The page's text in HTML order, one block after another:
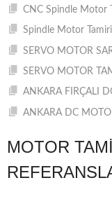
CNC Spindle Motor
Spindle Motor
SERVO MOTOR
SERVO MOTOR
ANKARA FIRÇALI
ANKARA DC
MOTOR